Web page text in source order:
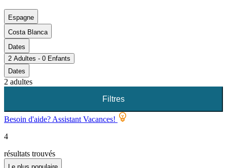
Espagne
Costa Blanca
Dates
2 Adultes - 0 Enfants
Dates
2 adultes
Filtres
Besoin d'aide? Assistant Vacances!
4
résultats trouvés